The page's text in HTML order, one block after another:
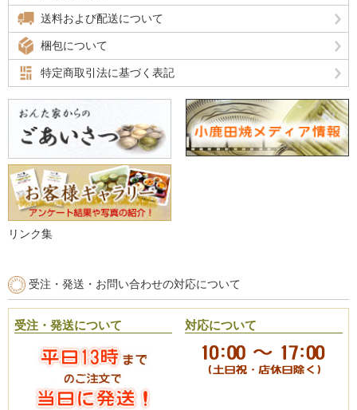
送料および配送について
梱包について
特定商取引法に基づく表記
リンク集
受注・発送・お問い合わせの対応について
受注・発送について 対応について